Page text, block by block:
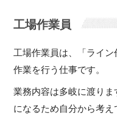
工場作業員
工場作業員は、「ライ
作業を行う仕事です。
業務内容は多岐に渡り
になるため自分から考え